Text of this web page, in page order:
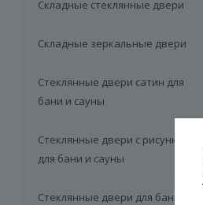
Складные стеклянные двери
Складные зеркальные двери
Стеклянные двери сатин для
бани и сауны
Стеклянные двери с рисунком
для бани и сауны
Стеклянные двери для бани и